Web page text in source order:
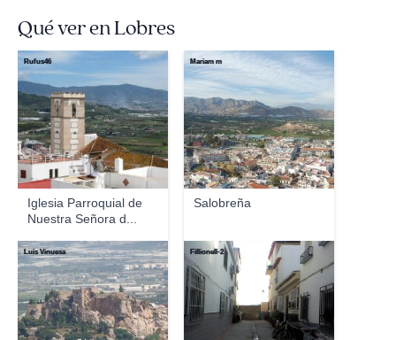
Qué ver en Lobres
Iglesia Parroquial de
Nuestra Señora d...
Rufus46
Salobreña
Mariam m
Luis Vinuesa Fillionell-2